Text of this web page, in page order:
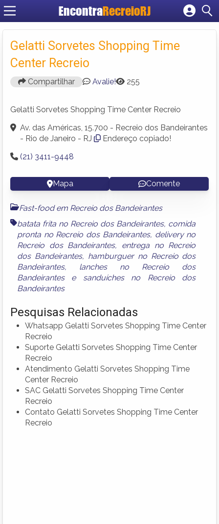
EncontraRecreioRJ
Cadastrar empresa
Criar conta
Gelatti Sorvetes Shopping Time
Center Recreio
Compartilhar Avalie! 255
Gelatti Sorvetes Shopping Time Center Recreio
Av. das Américas, 15.700 - Recreio dos Bandeirantes
- Rio de Janeiro - RJ
Endereço copiado!
(21) 3411-9448
Mapa Comente
Fast-food em Recreio dos Bandeirantes
batata frita no Recreio dos Bandeirantes, comida
pronta no Recreio dos Bandeirantes, delivery no
Recreio dos Bandeirantes, entrega no Recreio
dos Bandeirantes, hamburguer no Recreio dos
Bandeirantes, lanches no Recreio dos
Bandeirantese sanduíches no Recreio dos
Bandeirantes
Pesquisas Relacionadas
Whatsapp Gelatti Sorvetes Shopping Time Center
Recreio
Suporte Gelatti Sorvetes Shopping Time Center
Recreio
Atendimento Gelatti Sorvetes Shopping Time
Center Recreio
SAC Gelatti Sorvetes Shopping Time Center
Recreio
Contato Gelatti Sorvetes Shopping Time Center
Recreio